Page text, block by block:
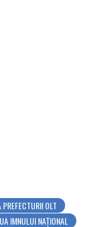
OLT
IMNULUI NAȚIONAL